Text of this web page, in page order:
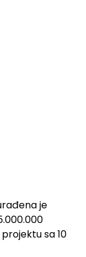
je
sa 10